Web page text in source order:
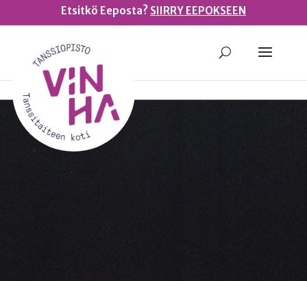
Etsitkö Eeposta? SIIRRY EEPOKSEEN